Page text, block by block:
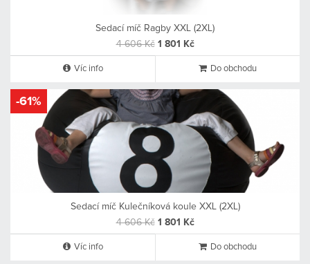
Sedací míč Ragby XXL (2XL)
4 606 Kč 1 801 Kč
Víc info Do obchodu
-61%
Sedací míč Kulečníková koule XXL (2XL)
4 606 Kč 1 801 Kč
Víc info Do obchodu